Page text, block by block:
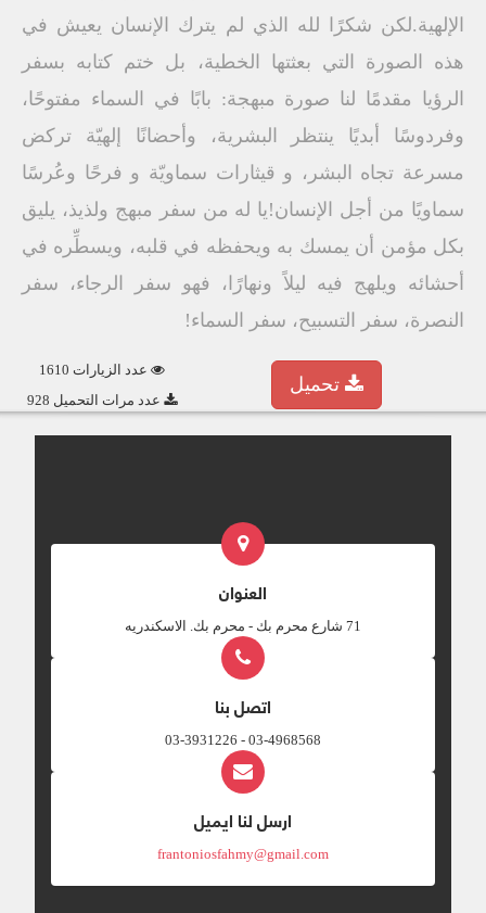
الإلهية.لكن شكرًا لله الذي لم يترك الإنسان يعيش في
هذه الصورة التي بعثتها الخطية، بل ختم كتابه بسفر
الرؤيا مقدمًا لنا صورة مبهجة: بابًا في السماء مفتوحًا،
وفردوسًا أبديًا ينتظر البشرية، وأحضانًا إلهيّة تركض
مسرعة تجاه البشر، و قيثارات سماويّة و فرحًا وعُرسًا
سماويًا من أجل الإنسان!يا له من سفر مبهج ولذيذ، يليق
بكل مؤمن أن يمسك به ويحفظه في قلبه، ويسطِّره في
أحشائه ويلهج فيه ليلاً ونهارًا، فهو سفر الرجاء، سفر
النصرة، سفر التسبيح، سفر السماء!
عدد الزيارات 1610
عدد مرات التحميل 928
تحميل
العنوان
‎71 شارع محرم بك - محرم بك. الاسكندريه
اتصل بنا
03-4968568 - 03-3931226
ارسل لنا ايميل
frantoniosfahmy@gmail.com